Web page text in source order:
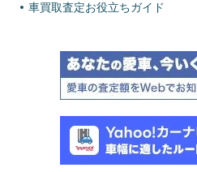
車買取査定お役立ちガイド